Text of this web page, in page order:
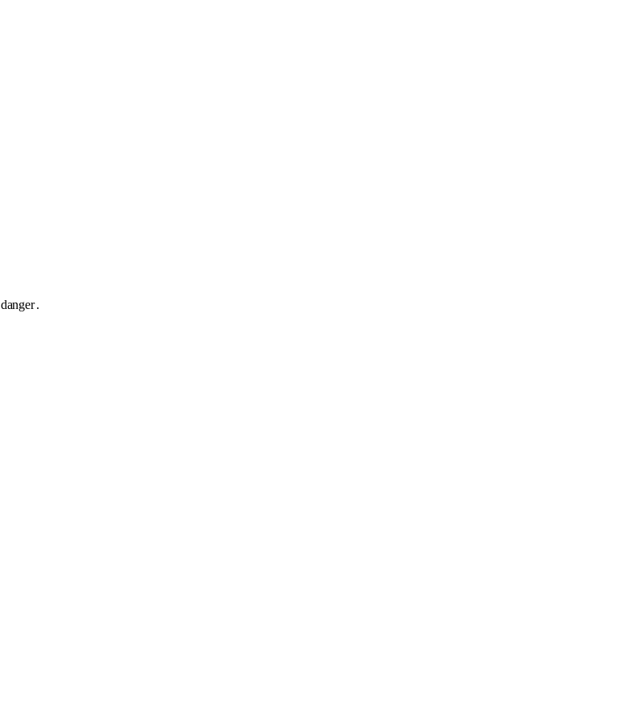
danger.